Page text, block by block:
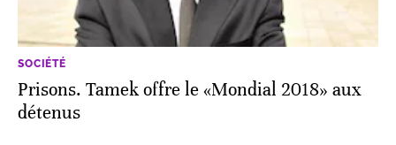
SOCIÉTÉ
Prisons. Tamek offre le «Mondial 2018» aux
détenus